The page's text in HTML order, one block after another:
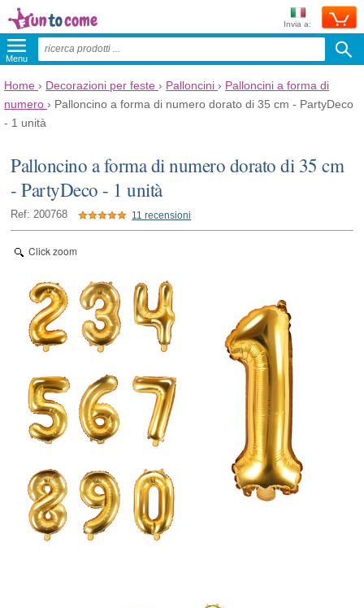
Invia a:
Menu
Home › Decorazioni per feste › Palloncini › Palloncini a forma di
numero › Palloncino a forma di numero dorato di 35 cm - PartyDeco
- 1 unità
Palloncino a forma di numero dorato di 35 cm
- PartyDeco - 1 unità
Ref: 200768 11 recensioni
Click zoom